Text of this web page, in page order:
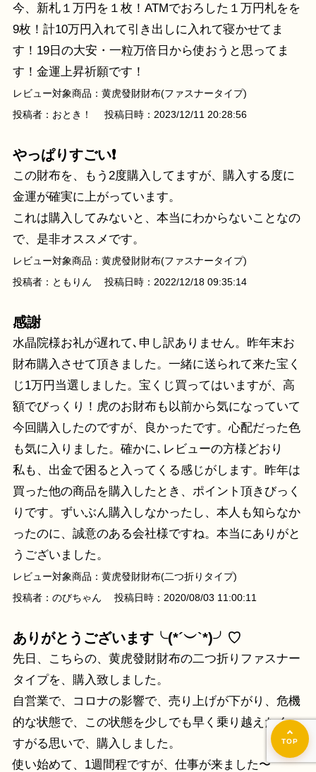
今、新札１万円を１枚！ATMでおろした１万円札をを
9枚！計10万円入れて引き出しに入れて寝かせてま
す！19日の大安・一粒万倍日から使おうと思ってま
す！金運上昇祈願です！
レビュー対象商品：黄虎發財財布(ファスナータイプ)
投稿者：おとき！ 投稿日時：2023/12/11 20:28:56
やっぱりすごい❗
この財布を、もう2度購入してますが、購入する度に
金運が確実に上がっています。
これは購入してみないと、本当にわからないことなの
で、是非オススメです。
レビュー対象商品：黄虎發財財布(ファスナータイプ)
投稿者：ともりん 投稿日時：2022/12/18 09:35:14
感謝
水晶院様お礼が遅れて､申し訳ありません。昨年末お
財布購入させて頂きました。一緒に送られて来た宝く
じ1万円当選しました。宝くじ買ってはいますが、高
額でびっくり！虎のお財布も以前から気になっていて
今回購入したのですが、良かったです。心配だった色
も気に入りました。確かに､レビューの方様どおり
私も、出金で困ると入ってくる感じがします。昨年は
買った他の商品を購入したとき、ポイント頂きびっく
りです。ずいぶん購入しなかったし、本人も知らなか
ったのに、誠意のある会社様ですね。本当にありがと
うございました。
レビュー対象商品：黄虎發財財布(二つ折りタイプ)
投稿者：のびちゃん 投稿日時：2020/08/03 11:00:11
ありがとうございます╰(*´︶`*)╯♡
先日、こちらの、黄虎發財財布の二つ折りファスナー
タイプを、購入致しました。
自営業で、コロナの影響で、売り上げが下がり、危機
的な状態で、この状態を少しでも早く乗り越えたく、
すがる思いで、購入しました。
使い始めて、1週間程ですが、仕事が来ました〜